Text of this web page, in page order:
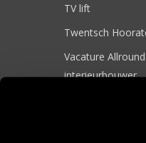
TV lift
Twentsch
Vacature
interieurbouwer